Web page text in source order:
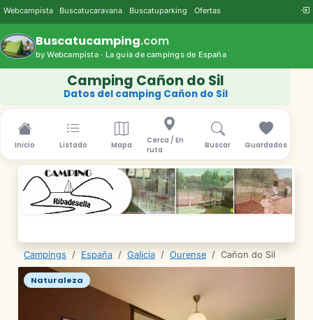
Webcampista Buscatucaravana Buscatuparking Ofertas
Buscatucamping.com
by Webcampista · La guía de campings de España
Camping Cañon do Sil
Datos del camping Cañon do Sil
Inicio Listado Mapa
Cerca / En
ruta
Buscar Guardados
Campings / España / Galicia / Ourense / Cañon do Sil
Naturaleza